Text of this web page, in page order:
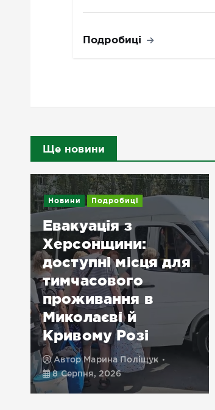
Подробиці
Ще новини
Новини Подробиці
Евакуація з
Херсонщини:
доступні місця для
тимчасового
проживання в
Миколаєві й
Кривому Розі
Автор Марина Поліщук
8 Серпня, 2026